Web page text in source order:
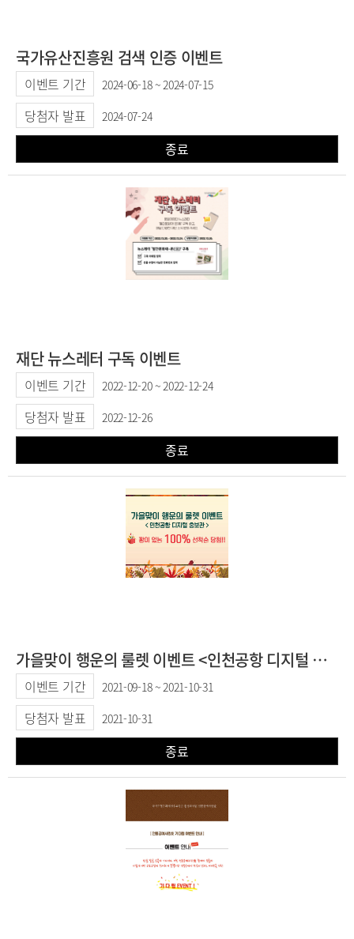
국가유산진흥원 검색 인증 이벤트
이벤트 기간 2024-06-18 ~ 2024-07-15
당첨자 발표 2024-07-24
종료
재단 뉴스레터 구독 이벤트
이벤트 기간 2022-12-20 ~ 2022-12-24
당첨자 발표 2022-12-26
종료
가을맞이 행운의 룰렛 이벤트 <인천공항 디지털 홍보관>
이벤트 기간 2021-09-18 ~ 2021-10-31
당첨자 발표 2021-10-31
종료